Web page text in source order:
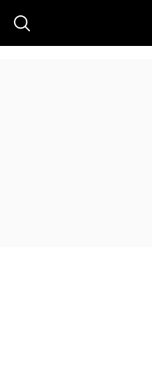
Buscar